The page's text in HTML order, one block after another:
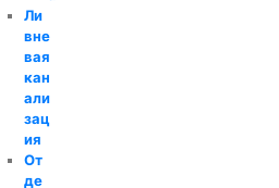
Ли
вне
вая
кан
али
зац
ия
От
де